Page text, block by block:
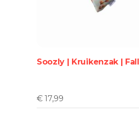
Soozly | Kruikenzak |
€ 17,99